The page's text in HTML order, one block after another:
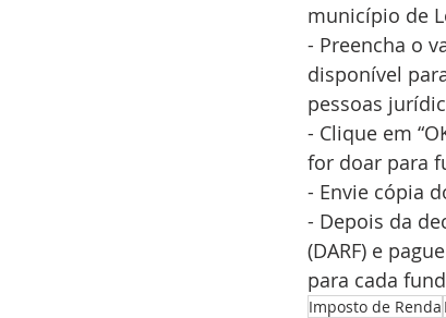
município de
- Preencha o
disponível
pessoas
- Clique em
for doar para
- Envie cópia
- Depois da
(DARF) e
para cada
Imposto de Renda